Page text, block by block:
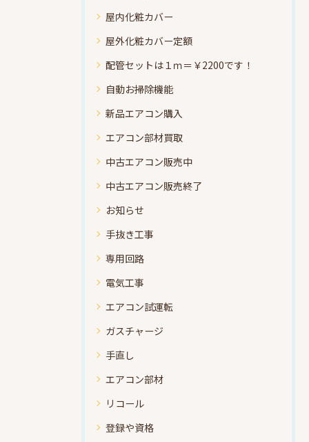
屋内化粧カバー
屋外化粧カバー定額
配管セットは１ｍ＝￥2200です！
自動お掃除機能
新品エアコン購入
エアコン部材買取
中古エアコン販売中
中古エアコン販売終了
お知らせ
手抜き工事
専用回路
電気工事
エアコン試運転
ガスチャージ
手直し
エアコン部材
リコール
登録や資格